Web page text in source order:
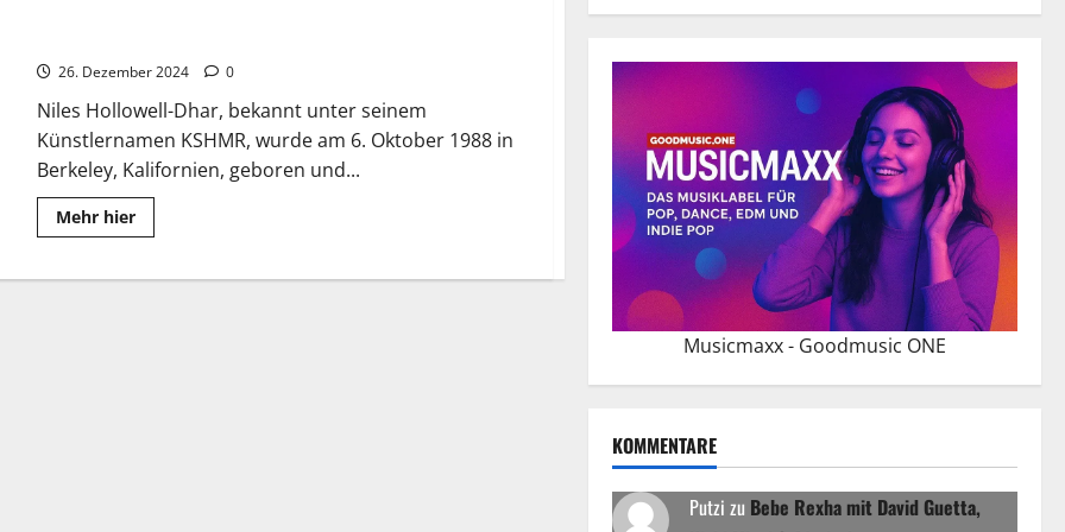
26. Dezember 2024 0
Niles Hollowell-Dhar, bekannt unter seinem
Künstlernamen KSHMR, wurde am 6. Oktober 1988 in
Berkeley, Kalifornien, geboren und...
Mehr hierRead
more
Die
Musicmaxx - Goodmusic ONE
KOMMENTARE
Putzi zu Bebe Rexha mit David Guetta,